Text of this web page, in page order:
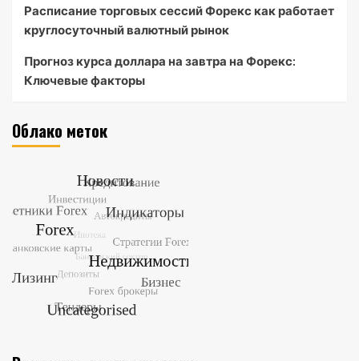
Расписание торговых сессий Форекс как работает
круглосуточный валютный рынок
Прогноз курса доллара на завтра на Форекс:
Ключевые факторы
Облако меток